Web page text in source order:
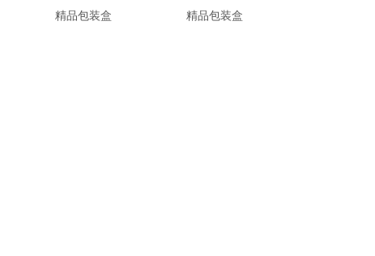
精品包装盒 精品包装盒